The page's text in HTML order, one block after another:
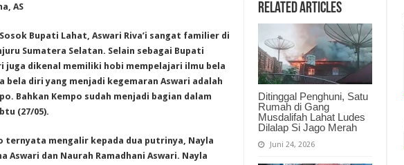
Related Articles
Ditinggal Penghuni, Satu
Rumah di Gang
Musdalifah Lahat Ludes
Dilalap Si Jago Merah
Juni 24, 2026
AS
Sosok Bupati Lahat, Aswari Riva’i sangat familier di
Sumatera Selatan. Selain sebagai Bupati
juga dikenal memiliki hobi mempelajari ilmu bela
bela diri yang menjadi kegemaran Aswari adalah
Bahkan Kempo sudah menjadi bagian dalam
(27/05).
ternyata mengalir kepada dua putrinya, Nayla
Aswari dan Naurah Ramadhani Aswari. Nayla